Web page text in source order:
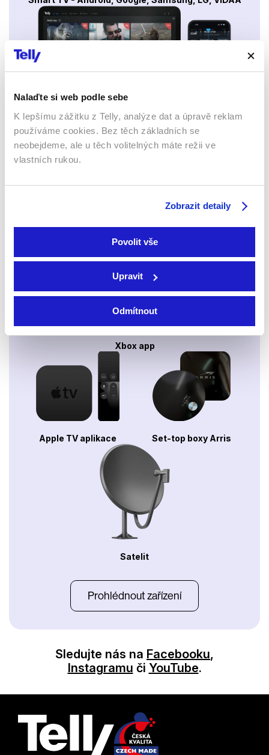
Nalaďte si web podle sebe
K lepšímu zážitku z Telly, analýze dat a úpravě reklam
používáme cookies. Bez těch základních se
neobejdeme, ale u těch volitelných máte režii ve
vlastních rukou.
Zobrazit detaily
Povolit vše
Upravit
Odmítnout
Mobily a tablety (Android a Apple)
Webový prohlížeč
Xbox app
Apple TV aplikace Set-top boxy Arris
Satelit
Prohlédnout zařízení
Sledujte nás na Facebooku,
Instagramu či YouTube.